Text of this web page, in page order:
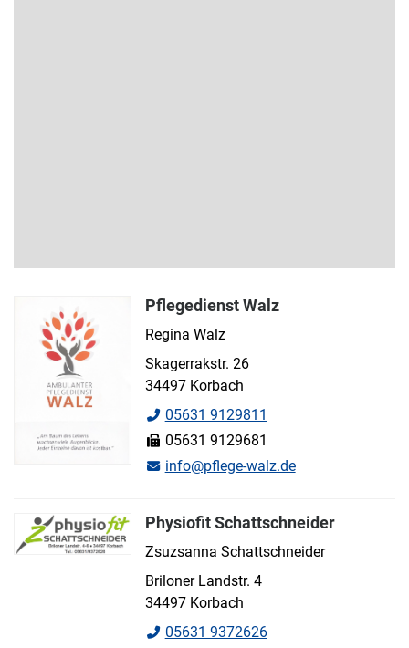
Pflegedienst Walz
Regina Walz
Skagerrakstr. 26
34497 Korbach
05631 9129811
05631 9129681
info@pflege-walz.de
Physiofit Schattschneider
Zsuzsanna Schattschneider
Briloner Landstr. 4
34497 Korbach
05631 9372626